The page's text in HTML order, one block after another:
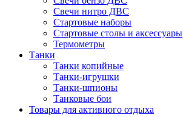
Свечи нитро ДВС
Стартовые наборы
Стартовые столы и аксессуары
Термометры
Танки
Танки копийные
Танки-игрушки
Танки-шпионы
Танковые бои
Товары для активного отдыха